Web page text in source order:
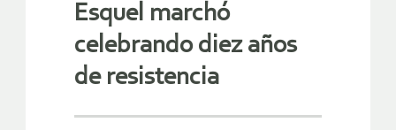
Esquel marchó
celebrando diez años
de resistencia